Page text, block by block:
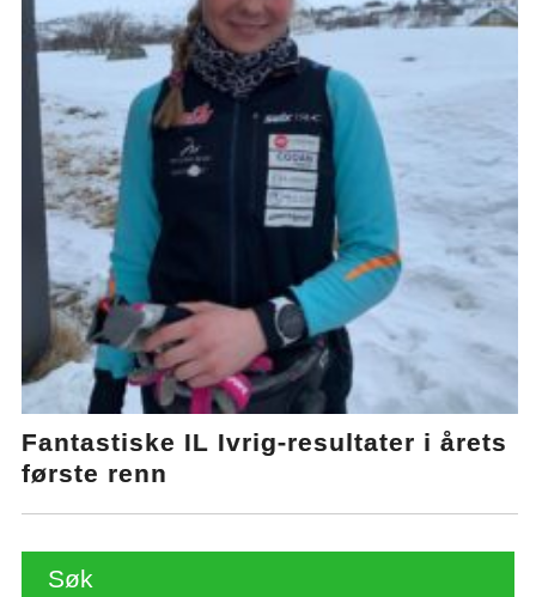
Fantastiske IL Ivrig-resultater i årets
første renn
Søk